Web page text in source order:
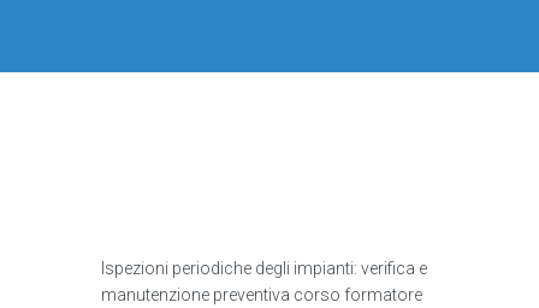
Ispezioni periodiche degli impianti: verifica e
manutenzione preventiva corso formatore